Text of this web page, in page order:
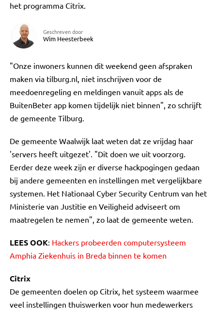
het programma Citrix.
Geschreven door
Wim Heesterbeek
"Onze inwoners kunnen dit weekend geen afspraken
maken via tilburg.nl, niet inschrijven voor de
meedoenregeling en meldingen vanuit apps als de
BuitenBeter app komen tijdelijk niet binnen", zo schrijft
de gemeente Tilburg.
De gemeente Waalwijk laat weten dat ze vrijdag haar
'servers heeft uitgezet'. "Dit doen we uit voorzorg.
Eerder deze week zijn er diverse hackpogingen gedaan
bij andere gemeenten en instellingen met vergelijkbare
systemen. Het Nationaal Cyber Security Centrum van het
Ministerie van Justitie en Veiligheid adviseert om
maatregelen te nemen", zo laat de gemeente weten.
LEES OOK: Hackers probeerden computersysteem
Amphia Ziekenhuis in Breda binnen te komen
Citrix
De gemeenten doelen op Citrix, het systeem waarmee
veel instellingen thuiswerken voor hun medewerkers